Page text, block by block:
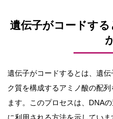
遺伝子がコードす
遺伝子がコードするとは、遺
ク質を構成するアミノ酸の配
ます。このプロセスは、DNA
に利用される方法を示してい